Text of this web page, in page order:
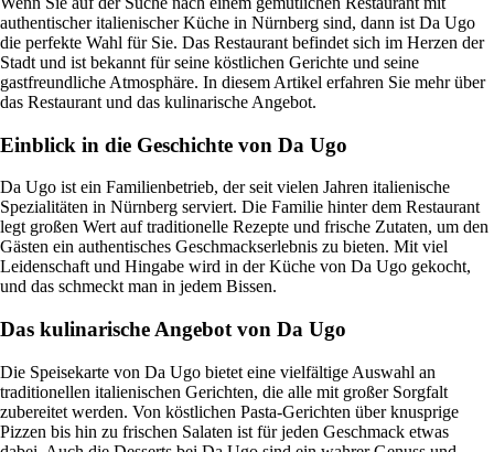
authentischer italienischer Küche in Nürnberg sind, dann ist Da Ugo
die perfekte Wahl für Sie. Das Restaurant befindet sich im Herzen der
Stadt und ist bekannt für seine köstlichen Gerichte und seine
gastfreundliche Atmosphäre. In diesem Artikel erfahren Sie mehr über
das Restaurant und das kulinarische Angebot.
Einblick in die Geschichte von Da Ugo
Da Ugo ist ein Familienbetrieb, der seit vielen Jahren italienische
Spezialitäten in Nürnberg serviert. Die Familie hinter dem Restaurant
legt großen Wert auf traditionelle Rezepte und frische Zutaten, um den
Gästen ein authentisches Geschmackserlebnis zu bieten. Mit viel
Leidenschaft und Hingabe wird in der Küche von Da Ugo gekocht,
und das schmeckt man in jedem Bissen.
Das kulinarische Angebot von Da Ugo
Die Speisekarte von Da Ugo bietet eine vielfältige Auswahl an
traditionellen italienischen Gerichten, die alle mit großer Sorgfalt
zubereitet werden. Von köstlichen Pasta-Gerichten über knusprige
Pizzen bis hin zu frischen Salaten ist für jeden Geschmack etwas